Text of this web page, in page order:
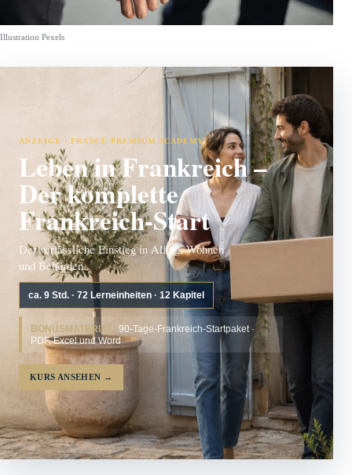
Illustration Pexels
ANZEIGE · FRANCE PREMIUM ACADEMY
Leben in Frankreich –
Der komplette
Frankreich-Start
Der verlässliche Einstieg in Alltag, Wohnen
und Behörden.
ca. 9 Std. · 72 Lerneinheiten · 12 Kapitel
BONUSMATERIAL: 90-Tage-Frankreich-Startpaket ·
PDF, Excel und Word
KURS ANSEHEN →